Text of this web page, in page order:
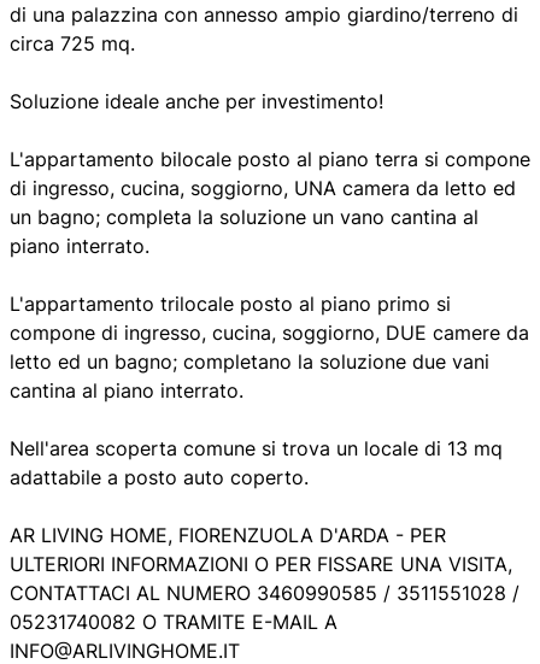
di una palazzina con annesso ampio giardino/terreno di
circa 725 mq.
Soluzione ideale anche per investimento!
L'appartamento bilocale posto al piano terra si compone
di ingresso, cucina, soggiorno, UNA camera da letto ed
un bagno; completa la soluzione un vano cantina al
piano interrato.
L'appartamento trilocale posto al piano primo si
compone di ingresso, cucina, soggiorno, DUE camere da
letto ed un bagno; completano la soluzione due vani
cantina al piano interrato.
Nell'area scoperta comune si trova un locale di 13 mq
adattabile a posto auto coperto.
AR LIVING HOME, FIORENZUOLA D'ARDA - PER
ULTERIORI INFORMAZIONI O PER FISSARE UNA VISITA,
CONTATTACI AL NUMERO 3460990585 / 3511551028 /
05231740082 O TRAMITE E-MAIL A
INFO@ARLIVINGHOME.IT